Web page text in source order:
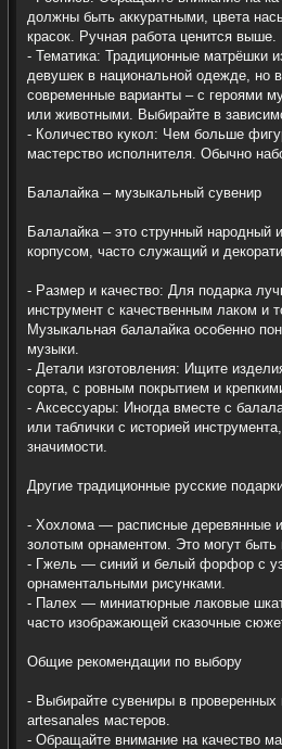
должны быть аккуратными, цвета
красок. Ручная работа ценится выше.
- Тематика: Традиционные матрёшки
девушек в национальной одежде, но
современные варианты – с героями
или животными. Выбирайте в
- Количество кукол: Чем больше
мастерство исполнителя. Обычно
Балалайка – музыкальный сувенир
Балалайка – это струнный народный
корпусом, часто служащий и
- Размер и качество: Для подарка
инструмент с качественным лаком и
Музыкальная балалайка особенно
музыки.
- Детали изготовления: Ищите
сорта, с ровным покрытием и
- Аксессуары: Иногда вместе с
или таблички с историей
значимости.
Другие традиционные русские
- Хохлома — расписные деревянные
золотым орнаментом. Это могут быть
- Гжель — синий и белый форфор с
орнаментальными рисунками.
- Палех — миниатюрные лаковые
часто изображающей сказочные
Общие рекомендации по выбору
- Выбирайте сувениры в проверенных
artesanales мастеров.
- Обращайте внимание на качество